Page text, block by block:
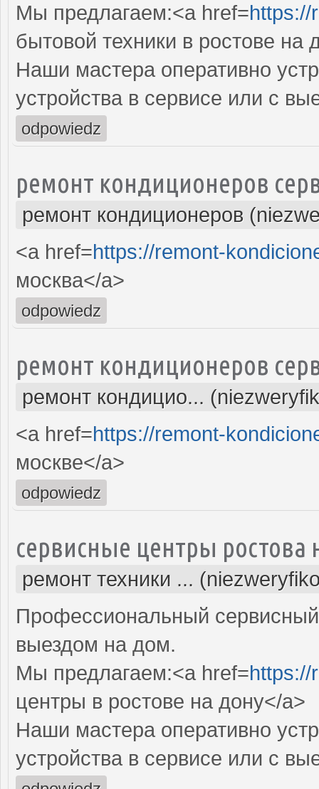
Мы предлагаем:<a href=https://
бытовой техники в ростове на
Наши мастера оперативно
устройства в сервисе или с
odpowiedz
ремонт кондиционеров
ремонт кондиционеров
<a href=https://remont-
москва</a>
odpowiedz
ремонт кондиционеров
ремонт кондицио...
<a href=https://remont-
москве</a>
odpowiedz
сервисные центры ростова
ремонт техники ...
Профессиональный
выездом на дом.
Мы предлагаем:<a href=https://
центры в ростове на дону</a>
Наши мастера оперативно
устройства в сервисе или с